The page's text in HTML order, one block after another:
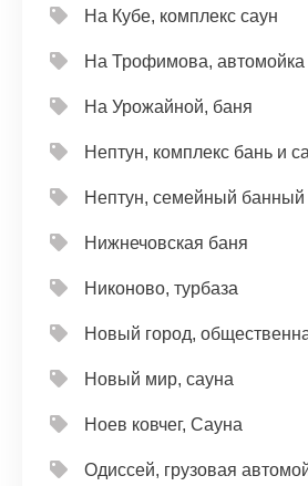
На Кубе, комплекс саун
На Трофимова, автомойка
На Урожайной, баня
Нептун, комплекс бань и
Нептун, семейный банный
Нижнечовская баня
Никоново, турбаза
Новый город,
Новый мир, сауна
Ноев ковчег, Сауна
Одиссей, грузовая